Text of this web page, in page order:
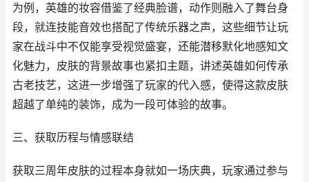
为例，英雄的妆容借鉴了经典脸谱，动作则融入了舞台身
段，就连技能音效也搭配了传统乐器之声，这些细节让玩
家在战斗中不仅能享受视觉盛宴，还能潜移默化地感知文
化魅力，皮肤的背景故事也紧扣主题，讲述英雄如何传承
古老技艺，这进一步增强了玩家的代入感，使得这款皮肤
超越了单纯的装饰，成为一段可体验的故事。
三、获取历程与情感联结
获取三周年皮肤的过程本身就如一场庆典，玩家通过参与